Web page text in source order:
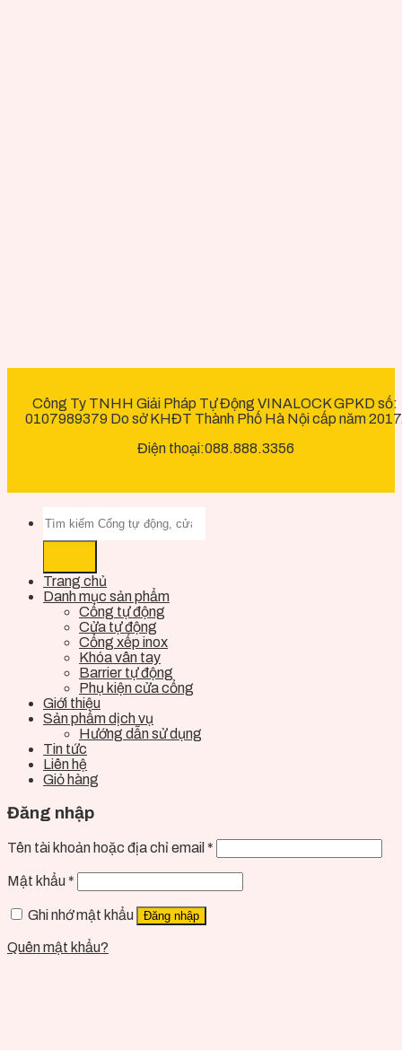
Công Ty TNHH Giải Pháp Tự Động VINALOCK GPKD số:
0107989379 Do sở KHĐT Thành Phố Hà Nội cấp năm
Điện thoại:088.888.3356
Trang chủ
Danh mục sản phẩm
Cổng tự động
Cửa tự động
Cổng xếp inox
Khóa vân tay
Barrier tự động
Phụ kiện cửa cổng
Giới thiệu
Sản phẩm dịch vụ
Hướng dẫn sử dụng
Tin tức
Liên hệ
Giỏ hàng
Đăng nhập
Tên tài khoản hoặc địa chỉ email *
Mật khẩu *
Ghi nhớ mật khẩu Đăng nhập
Quên mật khẩu?